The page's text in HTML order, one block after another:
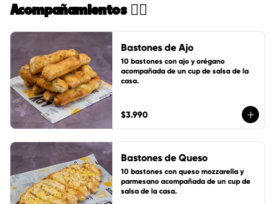
Acompañamientos 🏄🏻
Bastones de Ajo
10 bastones con ajo y orégano
acompañada de un cup de salsa de la
casa.
$3.990
Bastones de Queso
10 bastones con queso mozzarella y
parmesano acompañada de un cup de
salsa de la casa.